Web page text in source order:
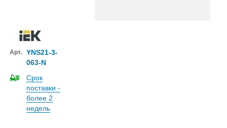
Арт.
YNS21-3-
063-N
Срок
поставки -
более 2
недель